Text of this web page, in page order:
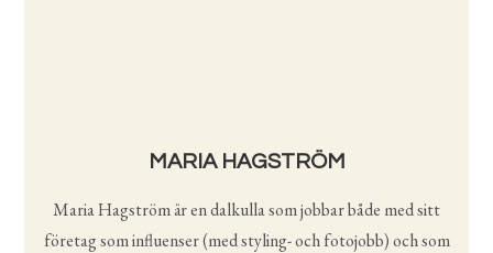
MARIA HAGSTRÖM
Maria Hagström är en dalkulla som jobbar både med sitt
företag som influenser (med styling- och fotojobb) och som